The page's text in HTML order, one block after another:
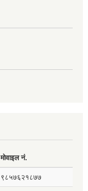
मोवाइल नं.
९८५७६२१८७७